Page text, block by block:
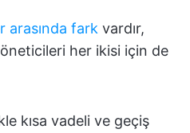
arasında fark vardır,
her ikisi için de
kısa vadeli ve geçiş